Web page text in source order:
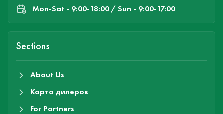
Mon-Sat - 9:00-18:00 / Sun - 9:00-17:00
Sections
About Us
Карта дилеров
For Partners